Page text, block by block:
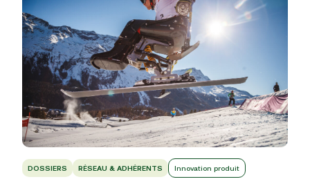
DOSSIERS RÉSEAU & ADHÉRENTS Innovation produit